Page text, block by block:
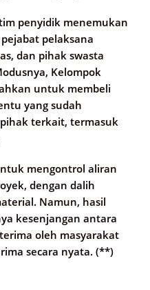
penyidik menemukan
pelaksana
dan pihak swasta
Kelompok
untuk membeli
yang sudah
terkait, termasuk
mengontrol aliran
dengan dalih
Namun, hasil
kesenjangan antara
oleh masyarakat
secara nyata. (**)